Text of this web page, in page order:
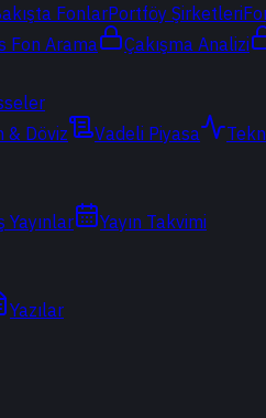
FonlarPortföy Şirketleri
Fon Arama Çakışma Analizi
& Döviz Vadeli Piyasa
Yayınlar
Yayın Takvimi
Yazılar